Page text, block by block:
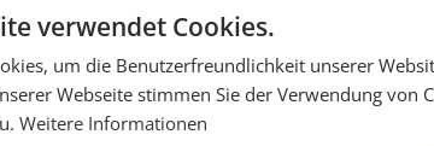
verwendet Cookies.
um die Benutzerfreundlichkeit unserer
Webseite stimmen Sie der Verwendung von
Weitere Informationen